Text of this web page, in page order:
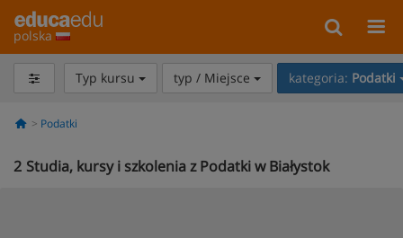
polska
Typ kursu typ / Miejsce kategoria: Podatki
Podatki
2 Studia, kursy i szkolenia z Podatki w Białystok